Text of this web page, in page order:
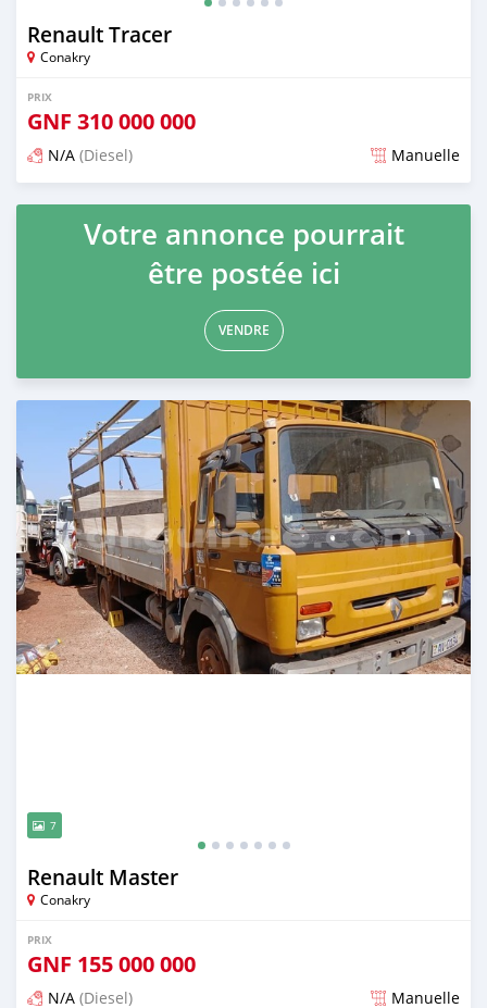
Renault Tracer
Conakry
PRIX
GNF 310 000 000
N/A (Diesel) Manuelle
Publié il y a plus d'un an
Votre annonce pourrait
être postée ici
VENDRE
7
Renault Master
Conakry
PRIX
GNF 155 000 000
N/A (Diesel) Manuelle